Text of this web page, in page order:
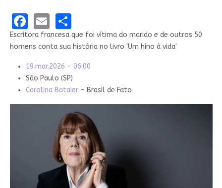
Facebook
EmailShare
Escritora francesa que foi vítima do marido e de outros 50
homens conta sua história no livro 'Um hino à vida'
19.mar.2026 - 06:00
São Paulo (SP)
Carolina Bataier- Brasil de Fato